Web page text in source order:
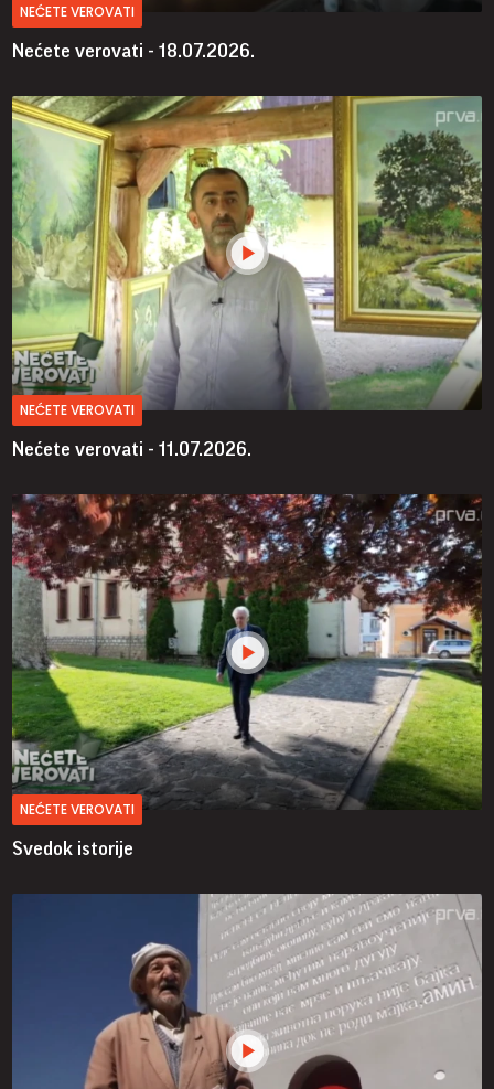
NEĆETE VEROVATI
Nećete verovati - 18.07.2026.
NEĆETE VEROVATI
Nećete verovati - 11.07.2026.
NEĆETE VEROVATI
Svedok istorije